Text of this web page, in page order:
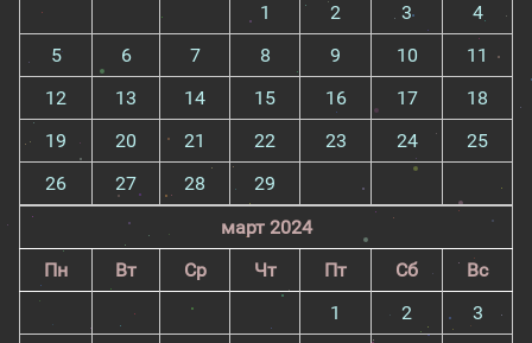
1
2 3
4
5
6 7 8 9 10
11
12
13 14 15 16 17
18
19
20 21 22 23 24
25
26
27 28
29
март 2024
Пн
Вт Ср Чт Пт Сб
Вс
1
2
3